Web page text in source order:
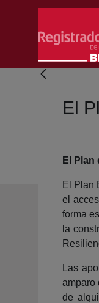
Salta al contingut
El
El Plan
El Plan
el
forma
la
Las
amparo
de